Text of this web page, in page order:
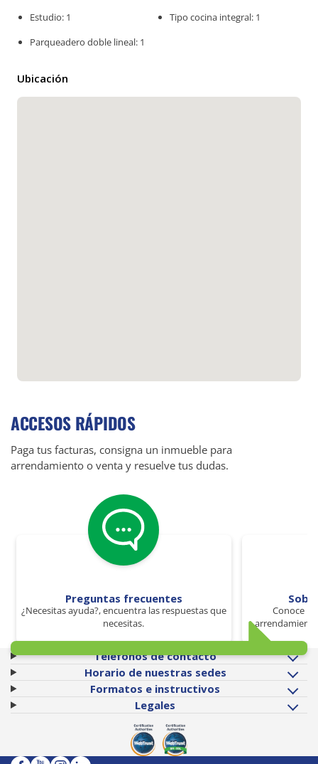
Estudio: 1
Parqueadero doble lineal: 1
Tipo cocina integral: 1
Ubicación
ACCESOS RÁPIDOS
Paga tus facturas, consigna un inmueble para
arrendamiento o venta y resuelve tus dudas.
Preguntas frecuentes
¿Necesitas ayuda?, encuentra las respuestas que
necesitas.
Conoce
Teléfonos de contacto
Horario de nuestras sedes
Formatos e instructivos
Legales